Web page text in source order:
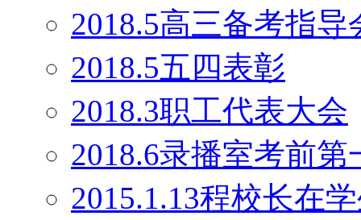
2018.5高三备考指导
2018.5五四表彰
2018.3职工代表大会
2018.6录播室考前第
2015.1.13程校长在